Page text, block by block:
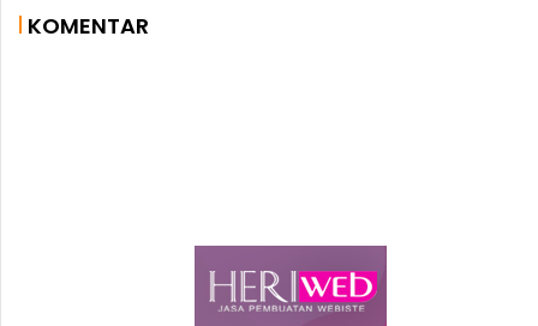
KOMENTAR